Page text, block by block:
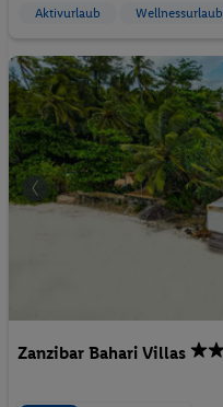
Aktivurlaub Wellnessurlaub
Zanzibar Bahari Villas